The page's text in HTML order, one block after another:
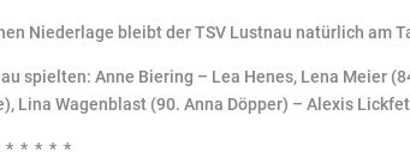
Niederlage bleibt der TSV Lustnau natürlich am
spielten: Anne Biering – Lea Henes, Lena Meier
Lina Wagenblast (90. Anna Döpper) – Alexis
* * * * *